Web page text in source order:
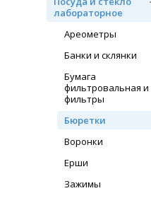
лабораторное
Ареометры
Банки и склянки
Бумага
фильтровальная и
фильтры
Бюретки
Воронки
Ерши
Зажимы